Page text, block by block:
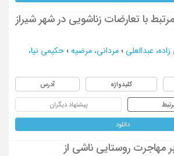
با تعارضات زناشویی در شهر شیراز
عبدالعلی ؛ مردانی، مرضیه ؛ حکیمی نیا،
کلیدواژه آدرس
پیشنهاد دیگران
دانلود
بر مهاجرت روستایی ناشی از